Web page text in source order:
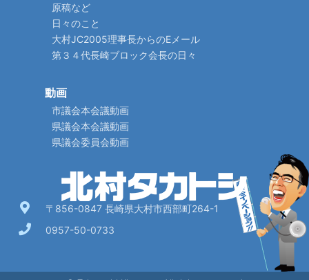
原稿など
日々のこと
大村JC2005理事長からのEメール
第３４代長崎ブロック会長の日々
動画
市議会本会議動画
県議会本会議動画
県議会委員会動画
〒856-0847 長崎県大村市西部町264-1
0957-50-0733